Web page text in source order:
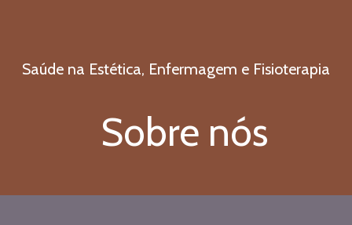
Saúde na Estética, Enfermagem e Fisioterapia
Sobre nós